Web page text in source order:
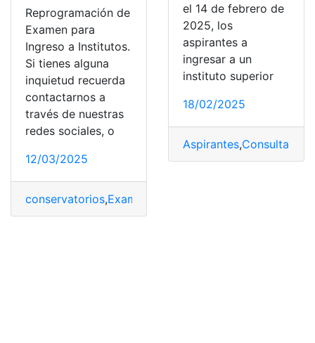
Reprogramación de
Examen para
Ingreso a Institutos.
Si tienes alguna
inquietud recuerda
contactarnos a
través de nuestras
redes sociales, o
12/03/2025
conservatorios,Examen
el 14 de febrero de
2025, los
aspirantes a
ingresar a un
instituto superior
18/02/2025
Aspirantes,Consulta